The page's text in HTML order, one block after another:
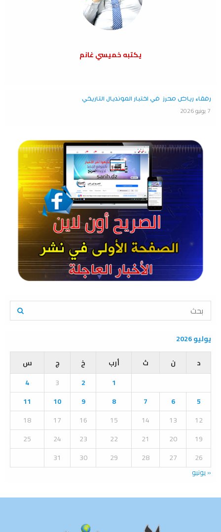
يكتبه خميسي غانم
رفقاء رياض محرز في اختبار المونديال التاريخي
7 يونيو 2026
r
r
E
A
R
C
H
يوليو 2026
د
ن ث أرب خ ج
س
1
2
3
4
5
6
7
8
9
10
11
12
13
14
15
16
17
18
19
20
21
22
23
24
25
26
27
28
29
30
31
« يونيو